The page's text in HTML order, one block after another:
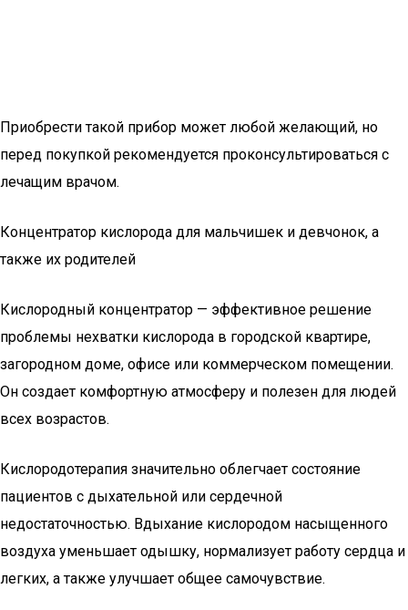
Приобрести такой прибор может любой желающий, но
перед покупкой рекомендуется проконсультироваться с
лечащим врачом.
Концентратор кислорода для мальчишек и девчонок, а
также их родителей
Кислородный концентратор — эффективное решение
проблемы нехватки кислорода в городской квартире,
загородном доме, офисе или коммерческом помещении.
Он создает комфортную атмосферу и полезен для людей
всех возрастов.
Кислородотерапия значительно облегчает состояние
пациентов с дыхательной или сердечной
недостаточностью. Вдыхание кислородом насыщенного
воздуха уменьшает одышку, нормализует работу сердца и
легких, а также улучшает общее самочувствие.